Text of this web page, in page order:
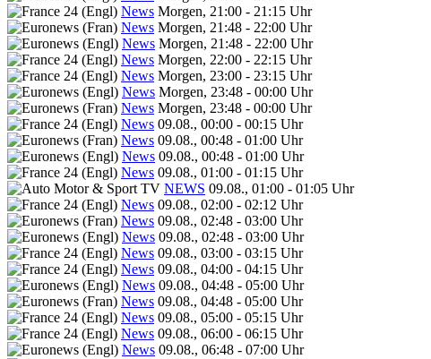
News Morgen, 21:00 - 21:15 Uhr
News Morgen, 21:48 - 22:00 Uhr
News Morgen, 21:48 - 22:00 Uhr
News Morgen, 22:00 - 22:15 Uhr
News Morgen, 23:00 - 23:15 Uhr
News Morgen, 23:48 - 00:00 Uhr
News Morgen, 23:48 - 00:00 Uhr
News 09.08., 00:00 - 00:15 Uhr
News 09.08., 00:48 - 01:00 Uhr
News 09.08., 00:48 - 01:00 Uhr
News 09.08., 01:00 - 01:15 Uhr
NEWS 09.08., 01:00 - 01:05 Uhr
News 09.08., 02:00 - 02:12 Uhr
News 09.08., 02:48 - 03:00 Uhr
News 09.08., 02:48 - 03:00 Uhr
News 09.08., 03:00 - 03:15 Uhr
News 09.08., 04:00 - 04:15 Uhr
News 09.08., 04:48 - 05:00 Uhr
News 09.08., 04:48 - 05:00 Uhr
News 09.08., 05:00 - 05:15 Uhr
News 09.08., 06:00 - 06:15 Uhr
News 09.08., 06:48 - 07:00 Uhr